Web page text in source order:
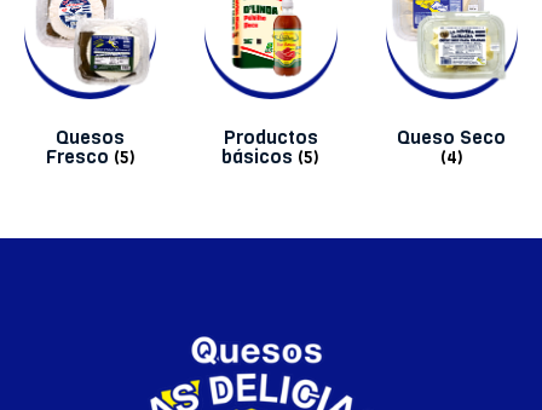
Quesos
Fresco (5)
Productos
básicos (5)
Queso Seco
(4)